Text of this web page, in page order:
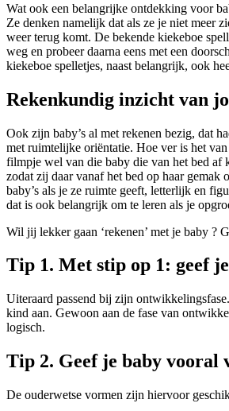
Wat ook een belangrijke ontdekking voor
Ze denken namelijk dat als ze je niet meer
weer terug komt. De bekende kiekeboe
weg en probeer daarna eens met een
kiekeboe spelletjes, naast belangrijk, ook
Rekenkundig inzicht van
Ook zijn baby’s al met rekenen bezig, dat
met ruimtelijke oriëntatie. Hoe ver is het
filmpje wel van die baby die van het bed af
zodat zij daar vanaf het bed op haar
baby’s als je ze ruimte geeft, letterlijk en
dat is ook belangrijk om te leren als je
Wil jij lekker gaan ‘rekenen’ met je baby ?
Tip 1. Met stip op 1: geef
Uiteraard passend bij zijn
kind aan. Gewoon aan de fase van
logisch.
Tip 2. Geef je baby vooral
De ouderwetse vormen zijn hiervoor